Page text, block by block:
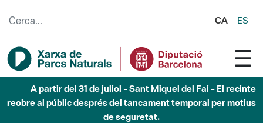
CA ES
A partir del 31 de juliol - Sant Miquel del Fai - El recinte
reobre al públic després del tancament temporal per motius
de seguretat.